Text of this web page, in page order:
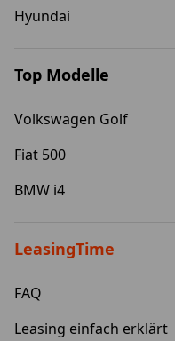
Hyundai
Top Modelle
Volkswagen Golf
Fiat 500
BMW i4
LeasingTime
FAQ
Leasing einfach erklärt